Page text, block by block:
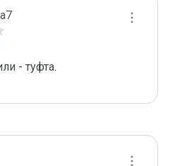
- туфта.